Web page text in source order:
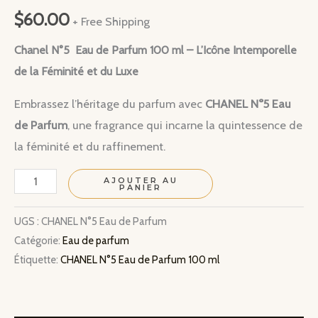
$60.00 + Free Shipping
Chanel N°5 Eau de Parfum 100 ml – L’Icône Intemporelle
de la Féminité et du Luxe
Embrassez l’héritage du parfum avec CHANEL N°5 Eau
de Parfum, une fragrance qui incarne la quintessence de
la féminité et du raffinement.
quantité
CHANEL
N°5
-
AJOUTER AU
PANIER
UGS : CHANEL N°5 Eau de Parfum
Catégorie: Eau de parfum
Étiquette: CHANEL N°5 Eau de Parfum 100 ml